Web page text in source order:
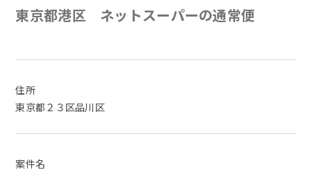
東京都港区 ネットスーパーの通常便
住所
東京都２３区品川区
案件名